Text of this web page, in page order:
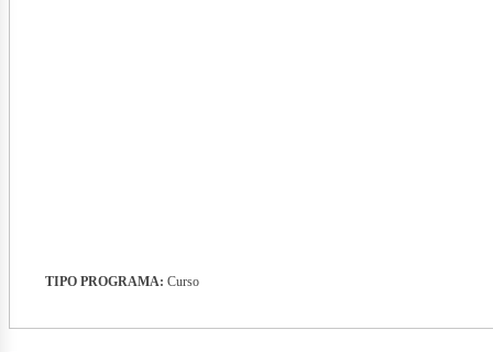
TIPO PROGRAMA: Curso